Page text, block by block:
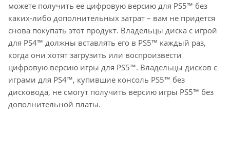
можете получить ее цифровую версию для PS5™ без
каких-либо дополнительных затрат – вам не придется
снова покупать этот продукт. Владельцы диска с игрой
для PS4™ должны вставлять его в PS5™ каждый раз,
когда они хотят загрузить или воспроизвести
цифровую версию игры для PS5™. Владельцы дисков с
играми для PS4™, купившие консоль PS5™ без
дисковода, не смогут получить версию игры PS5™ без
дополнительной платы.